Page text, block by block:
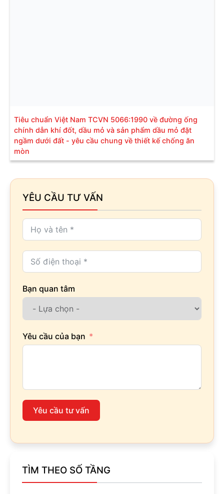
Tiêu chuẩn Việt Nam TCVN 5066:1990 về đường ống
chính dẫn khí đốt, dầu mỏ và sản phẩm dầu mỏ đặt
ngầm dưới đất - yêu cầu chung về thiết kế chống ăn
mòn
YÊU CẦU TƯ VẤN
Bạn quan tâm
Yêu cầu của bạn
Yêu cầu tư vấn
TÌM THEO SỐ TẦNG